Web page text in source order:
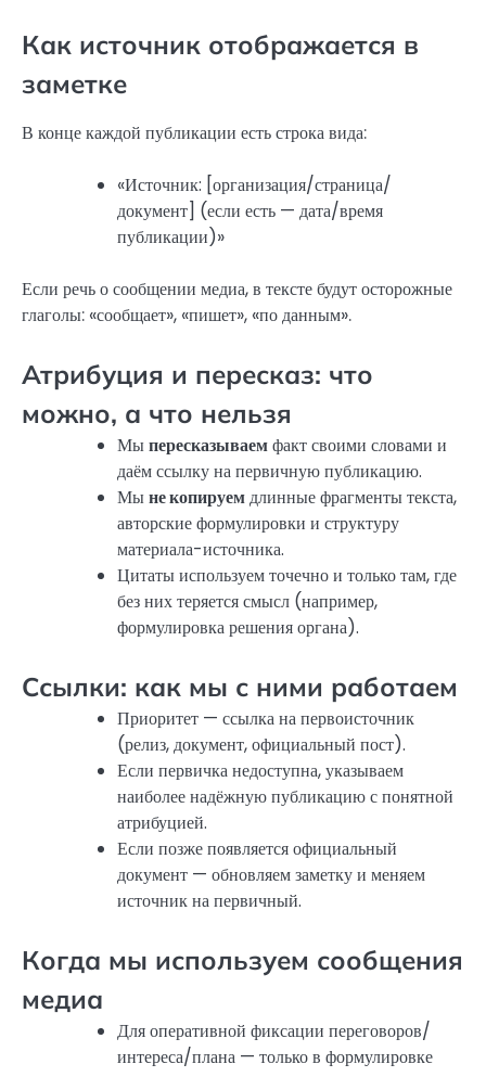
Как источник отображается в
заметке
В конце каждой публикации есть строка вида:
«Источник: [организация/страница/
документ] (если есть — дата/время
публикации)»
Если речь о сообщении медиа, в тексте будут осторожные
глаголы: «сообщает», «пишет», «по данным».
Атрибуция и пересказ: что
можно, а что нельзя
Мыпересказываемфакт своими словами и
даём ссылку на первичную публикацию.
Мыне копируемдлинные фрагменты текста,
авторские формулировки и структуру
материала-источника.
Цитаты используем точечно и только там, где
без них теряется смысл (например,
формулировка решения органа).
Ссылки: как мы с ними работаем
Приоритет — ссылка на первоисточник
(релиз, документ, официальный пост).
Если первичка недоступна, указываем
наиболее надёжную публикацию с понятной
атрибуцией.
Если позже появляется официальный
документ — обновляем заметку и меняем
источник на первичный.
Когда мы используем сообщения
медиа
Для оперативной фиксации переговоров/
интереса/плана — только в формулировке